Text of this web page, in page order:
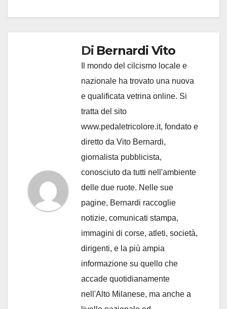
Di Bernardi Vito
Il mondo del cilcismo locale e
nazionale ha trovato una nuova
e qualificata vetrina online. Si
tratta del sito
www.pedaletricolore.it, fondato e
diretto da Vito Bernardi,
giornalista pubblicista,
conosciuto da tutti nell'ambiente
delle due ruote. Nelle sue
pagine, Bernardi raccoglie
notizie, comunicati stampa,
immagini di corse, atleti, società,
dirigenti, e la più ampia
informazione su quello che
accade quotidianamente
nell'Alto Milanese, ma anche a